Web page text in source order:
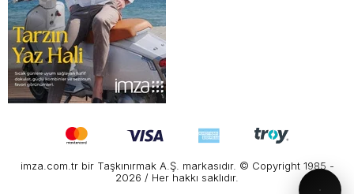
imza.com.tr bir Taşkınırmak A.Ş. markasıdır. © Copyright 1985 -
2026 / Her hakkı saklıdır.